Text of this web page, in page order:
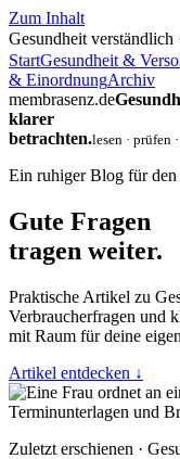
Zum Inhalt
Gesundheit verständlich
StartGesundheit &
& EinordnungArchiv
membrasenz.de
klarer
betrachten.lesen · prüfen
Ein ruhiger Blog für
Gute Fragen
tragen weiter.
Praktische Artikel zu
Verbraucherfragen und
mit Raum für deine
Artikel entdecken ↓
Zuletzt erschienen ·